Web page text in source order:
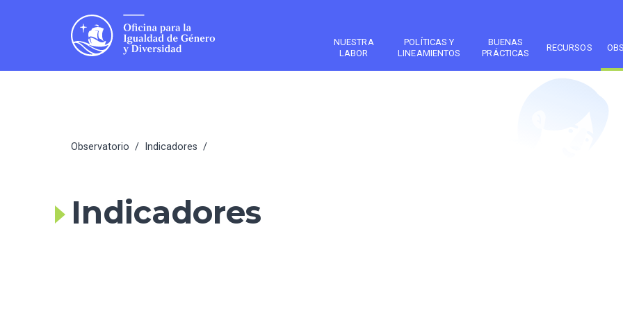
NUESTRA
LABOR
POLÍTICAS Y
LINEAMIENTOS
BUENAS
PRÁCTICAS
RECURSOS
Observatorio / Indicadores /
Indicadores